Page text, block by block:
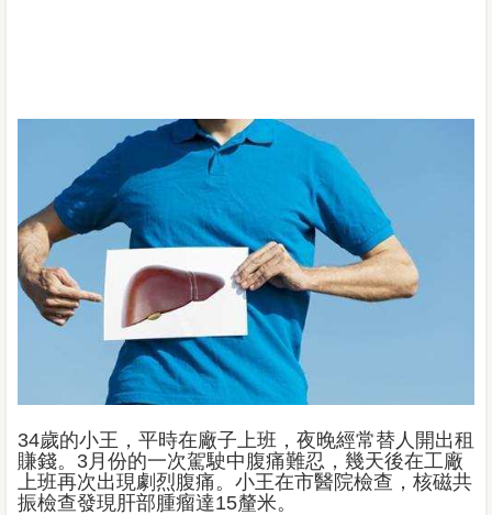
34歲的小王，平時在廠子上班，夜晚經常替人開出租
賺錢。3月份的一次駕駛中腹痛難忍，幾天後在工廠
上班再次出現劇烈腹痛。小王在市醫院檢查，核磁共
振檢查發現肝部腫瘤達15釐米。